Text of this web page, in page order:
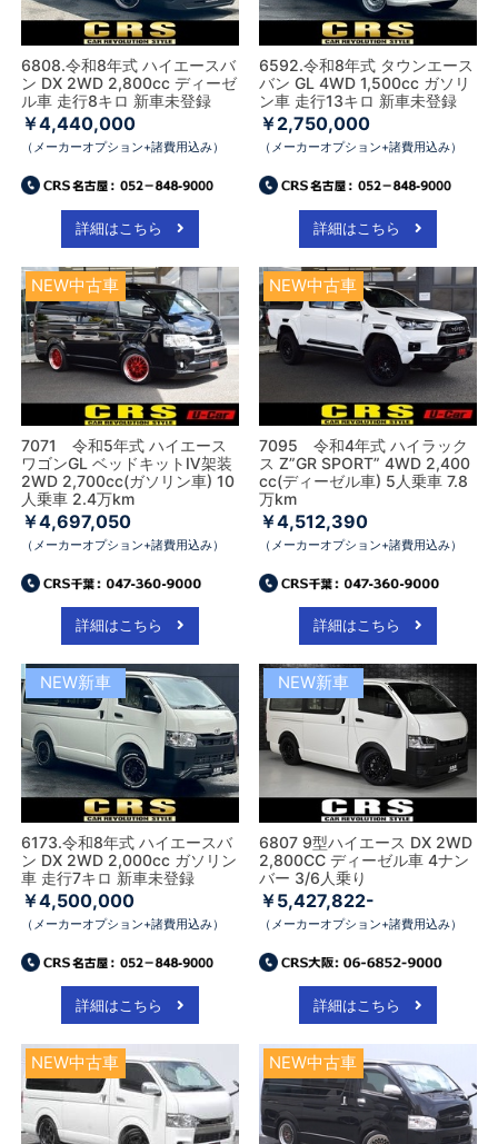
6808.令和8年式 ハイエースバ
ン DX 2WD 2,800cc ディーゼ
ル車 走行8キロ 新車未登録
￥4,440,000
（メーカーオプション+諸費用込み）
詳細はこちら
6592.令和8年式 タウンエース
バン GL 4WD 1,500cc ガソリ
ン車 走行13キロ 新車未登録
￥2,750,000
（メーカーオプション+諸費用込み）
詳細はこちら
NEW中古車
7071 令和5年式 ハイエース
ワゴンGL ベッドキットⅣ架装
2WD 2,700cc(ガソリン車) 10
人乗車 2.4万km
￥4,697,050
（メーカーオプション+諸費用込み）
詳細はこちら
NEW中古車
7095 令和4年式 ハイラック
ス Z”GR SPORT” 4WD 2,400
cc(ディーゼル車) 5人乗車 7.8
万km
￥4,512,390
（メーカーオプション+諸費用込み）
詳細はこちら
NEW新車
6173.令和8年式 ハイエースバ
ン DX 2WD 2,000cc ガソリン
車 走行7キロ 新車未登録
￥4,500,000
（メーカーオプション+諸費用込み）
詳細はこちら
NEW新車
6807 9型ハイエース DX 2WD
2,800CC ディーゼル車 4ナン
バー 3/6人乗り
￥5,427,822-
（メーカーオプション+諸費用込み）
詳細はこちら
NEW中古車 NEW中古車